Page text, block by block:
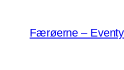
indhold
Færøerne –